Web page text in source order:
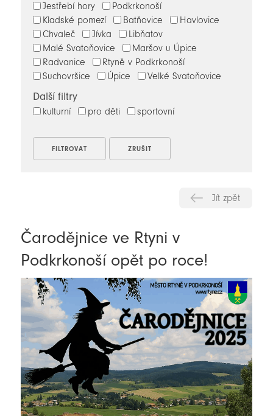
Jestřebí hory
Podkrkonoší
Kladské pomezí
Batňovice
Havlovice
Chvaleč
Jívka
Libňatov
Malé Svatoňovice
Maršov u Úpice
Radvanice
Rtyně v Podkrkonoší
Suchovršice
Úpice Velké Svatoňovice
Další filtry
kulturní pro děti sportovní
Jít zpět
Čarodějnice ve Rtyni v
Podkrkonoší opět po roce!